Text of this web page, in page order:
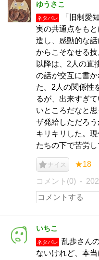
ゆうさこ
ネタバレ
「旧制愛
実の共通点をも
造し、感動的な
からこそなせる
以降は、2人の直
の話が交互に書
た。2人の関係性
るが、出来すぎ
いところだなと
ザ発給しただろ
キリキリした。
たちの下で苦労し
ナイス ★18
コメント(0)
いちこ
ネタバレ
乱歩さん
ないけれど、本